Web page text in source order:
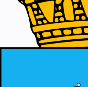
Aktuelle prosjekter
Om VVS Aktuelt
Abonner på